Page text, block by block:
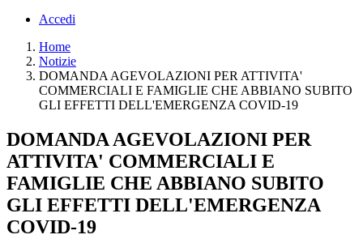
Accedi
Home
Notizie
DOMANDA AGEVOLAZIONI PER ATTIVITA'
COMMERCIALI E FAMIGLIE CHE ABBIANO SUBITO
GLI EFFETTI DELL'EMERGENZA COVID-19
DOMANDA AGEVOLAZIONI PER
ATTIVITA' COMMERCIALI E
FAMIGLIE CHE ABBIANO SUBITO
GLI EFFETTI DELL'EMERGENZA
COVID-19